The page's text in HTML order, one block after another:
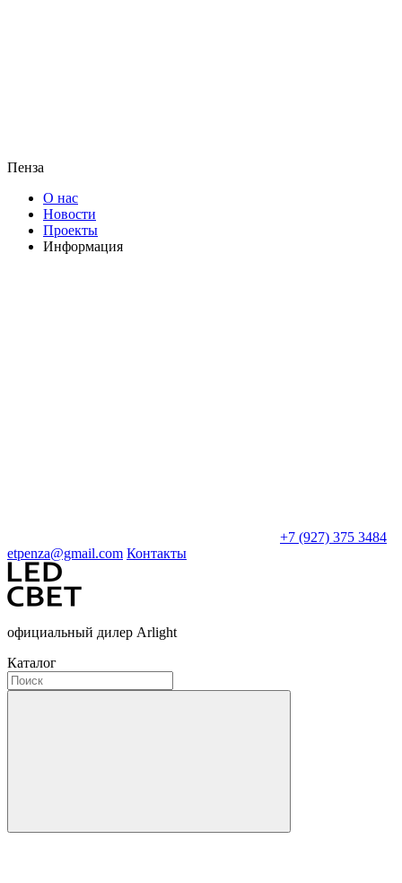
Пенза
О нас
Новости
Проекты
Информация
+7 (927) 375 3484
etpenza@gmail.com Контакты
официальный дилер Arlight
Каталог